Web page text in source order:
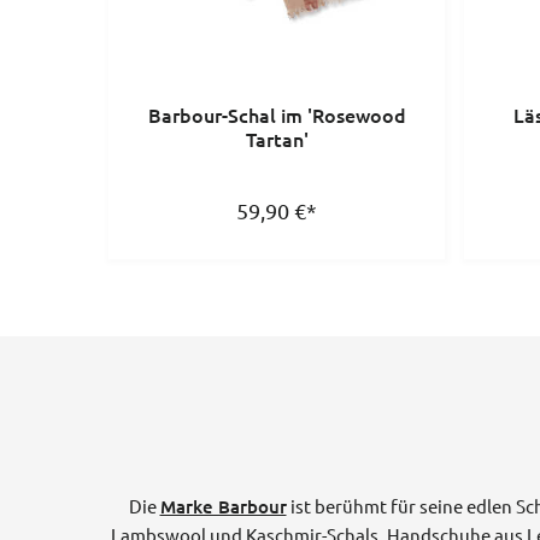
Barbour-Schal im 'Rosewood
Tartan'
59,90€*
Die Marke Barbourist berühmt für seine edlen
Lambswool und Kaschmir-Schals. Handschuhe